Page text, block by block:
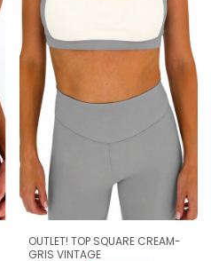
OUTLET! TOP SQUARE CREAM-
GRIS VINTAGE